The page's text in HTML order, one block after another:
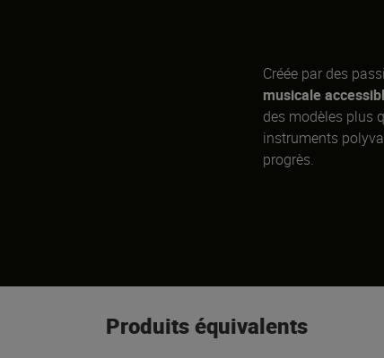
Créée par des
musicale
des modèles plus
instruments
progrès.
Produits équivalents